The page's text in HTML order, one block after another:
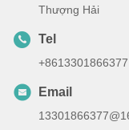
Thượng Hải
Tel
+8613301866377
Email